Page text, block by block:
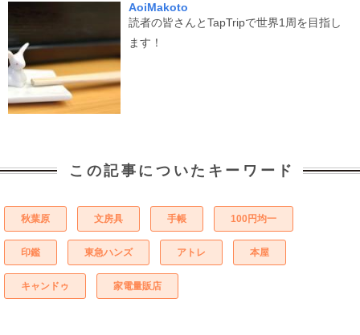
AoiMakoto
読者の皆さんとTapTripで世界1周を目指し
ます！
この記事についたキーワード
秋葉原 文房具 手帳 100円均一
印鑑 東急ハンズ アトレ 本屋
キャンドゥ 家電量販店